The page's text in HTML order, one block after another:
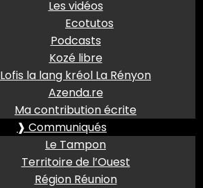
Les vidéos
Ecotutos
Podcasts
Kozé libre
Lofis la lang kréol La Rényon
Azenda.re
Ma contribution écrite
❱ Communiqués
Le Tampon
Territoire de l’Ouest
Région Réunion